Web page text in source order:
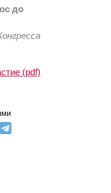
до
(pdf)